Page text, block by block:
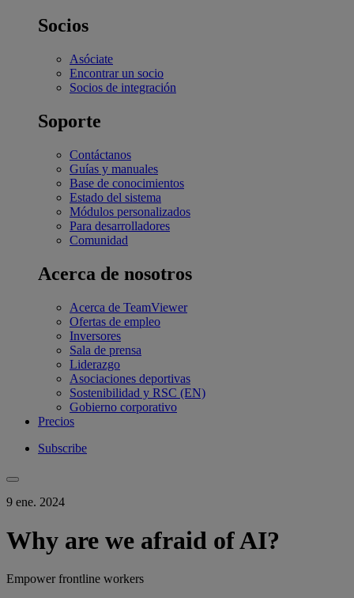
Socios
Asóciate
Encontrar un socio
Socios de integración
Soporte
Contáctanos
Guías y manuales
Base de conocimientos
Estado del sistema
Módulos personalizados
Para desarrolladores
Comunidad
Acerca de nosotros
Acerca de TeamViewer
Ofertas de empleo
Inversores
Sala de prensa
Liderazgo
Asociaciones deportivas
Sostenibilidad y RSC (EN)
Gobierno corporativo
Precios
Subscribe
9 ene. 2024
Why are we afraid of AI?
Empower frontline workers